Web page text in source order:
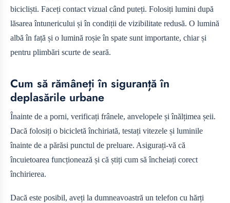
bicicliști. Faceți contact vizual când puteți. Folosiți lumini după
lăsarea întunericului și în condiții de vizibilitate redusă. O lumină
albă în față și o lumină roșie în spate sunt importante, chiar și
pentru plimbări scurte de seară.
Cum să rămâneți în siguranță în
deplasările urbane
Înainte de a porni, verificați frânele, anvelopele și înălțimea șeii.
Dacă folosiți o bicicletă închiriată, testați vitezele și luminile
înainte de a părăsi punctul de preluare. Asigurați-vă că
încuietoarea funcționează și că știți cum să încheiați corect
închirierea.
Dacă este posibil, aveți la dumneavoastră un telefon cu hărți